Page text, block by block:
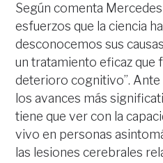
Según comenta
esfuerzos que la ciencia
desconocemos sus
un tratamiento eficaz que
deterioro cognitivo”. Ante
los avances más
tiene que ver con la
vivo en personas
las lesiones cerebrales